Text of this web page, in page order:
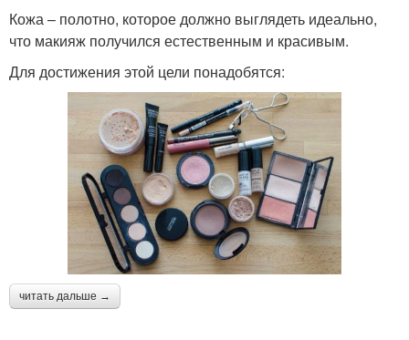
Кожа – полотно, которое должно выглядеть идеально,
что макияж получился естественным и красивым.
Для достижения этой цели понадобятся:
читать дальше →